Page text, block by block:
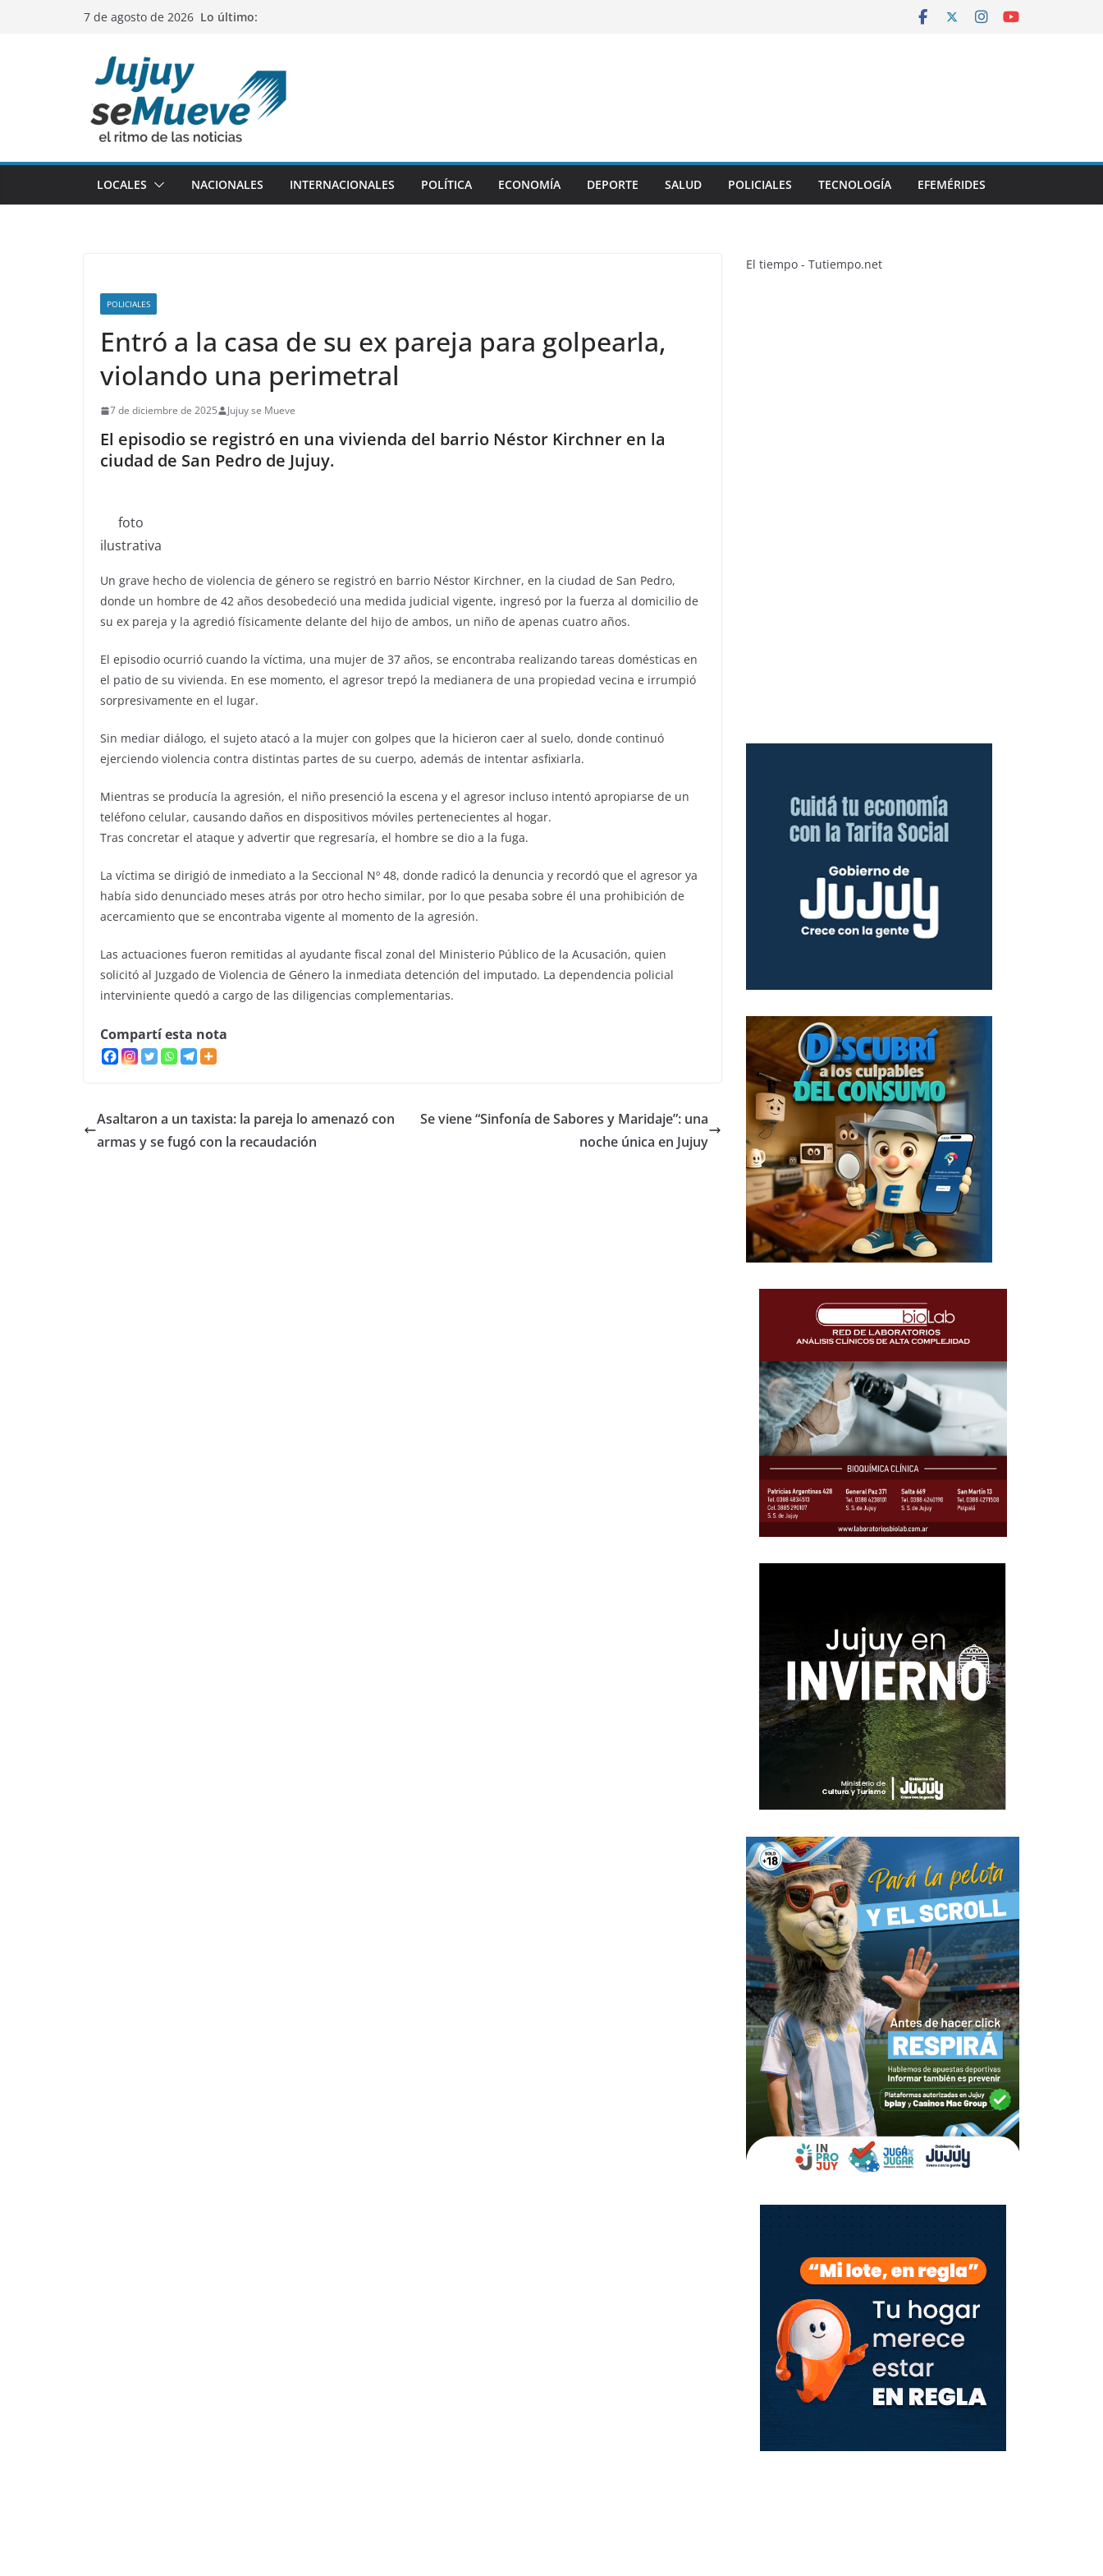
7 de agosto de 2026 Lo último:
LOCALES NACIONALES INTERNACIONALES POLÍTICA ECONOMÍA DEPORTE SALUD POLICIALES TECNOLOGÍA EFEMÉRIDES
POLICIALES
Entró a la casa de su ex pareja para golpearla,
violando una perimetral
7 de diciembre de 2025 Jujuy se Mueve
El episodio se registró en una vivienda del barrio Néstor Kirchner en la
ciudad de San Pedro de Jujuy.
foto
ilustrativa
Un grave hecho de violencia de género se registró en barrio Néstor Kirchner, en la ciudad de San Pedro,
donde un hombre de 42 años desobedeció una medida judicial vigente, ingresó por la fuerza al domicilio de
su ex pareja y la agredió físicamente delante del hijo de ambos, un niño de apenas cuatro años.
El episodio ocurrió cuando la víctima, una mujer de 37 años, se encontraba realizando tareas domésticas en
el patio de su vivienda. En ese momento, el agresor trepó la medianera de una propiedad vecina e irrumpió
sorpresivamente en el lugar.
Sin mediar diálogo, el sujeto atacó a la mujer con golpes que la hicieron caer al suelo, donde continuó
ejerciendo violencia contra distintas partes de su cuerpo, además de intentar asfixiarla.
Mientras se producía la agresión, el niño presenció la escena y el agresor incluso intentó apropiarse de un
teléfono celular, causando daños en dispositivos móviles pertenecientes al hogar.
Tras concretar el ataque y advertir que regresaría, el hombre se dio a la fuga.
La víctima se dirigió de inmediato a la Seccional Nº 48, donde radicó la denuncia y recordó que el agresor ya
había sido denunciado meses atrás por otro hecho similar, por lo que pesaba sobre él una prohibición de
acercamiento que se encontraba vigente al momento de la agresión.
Las actuaciones fueron remitidas al ayudante fiscal zonal del Ministerio Público de la Acusación, quien
solicitó al Juzgado de Violencia de Género la inmediata detención del imputado. La dependencia policial
interviniente quedó a cargo de las diligencias complementarias.
Compartí esta nota
Asaltaron a un taxista: la pareja lo amenazó con
armas y se fugó con la recaudación
Se viene “Sinfonía de Sabores y Maridaje”: una
noche única en Jujuy
El tiempo - Tutiempo.net